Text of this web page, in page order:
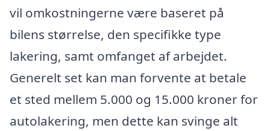
vil omkostningerne være baseret på
bilens størrelse, den specifikke type
lakering, samt omfanget af arbejdet.
Generelt set kan man forvente at betale
et sted mellem 5.000 og 15.000 kroner for
autolakering, men dette kan svinge alt